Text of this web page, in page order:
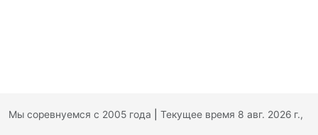
Мы соревнуемся с 2005 года Текущее время 8 авг. 2026 г.,